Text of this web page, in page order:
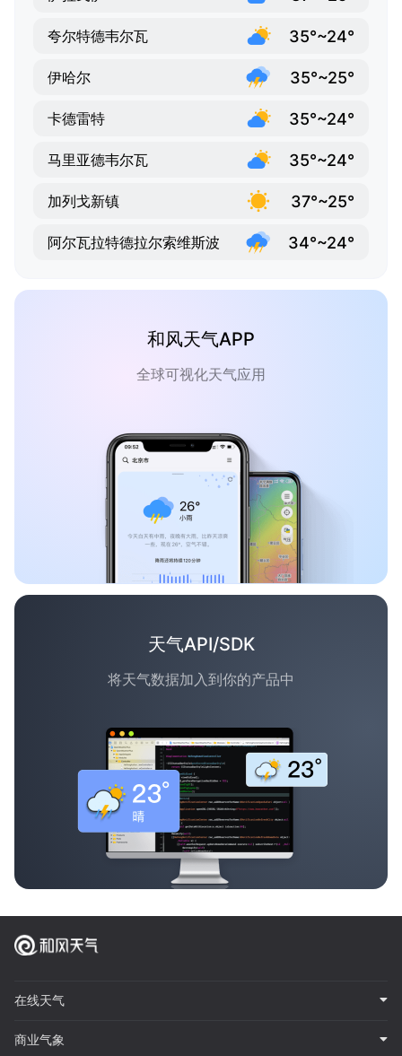
夸尔特德韦尔瓦 35°~24°
伊哈尔 35°~25°
卡德雷特 35°~24°
马里亚德韦尔瓦 35°~24°
加列戈新镇 37°~25°
阿尔瓦拉特德拉尔索维斯波 34°~24°
和风天气APP
全球可视化天气应用
天气API/SDK
将天气数据加入到你的产品中
在线天气
商业气象